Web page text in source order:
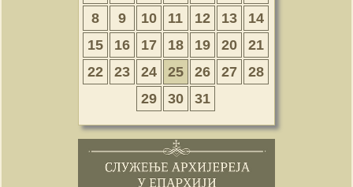
8
9 10 11 12 13
14
15
16 17 18 19 20
21
22
23 24 25 26 27
28
29
30 31